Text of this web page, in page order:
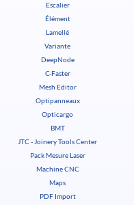
Escalier
Élément
Lamellé
Variante
DeepNode
C-Faster
Mesh Editor
Optipanneaux
Opticargo
BMT
JTC - Joinery Tools Center
Pack Mesure Laser
Machine CNC
Maps
PDF Import